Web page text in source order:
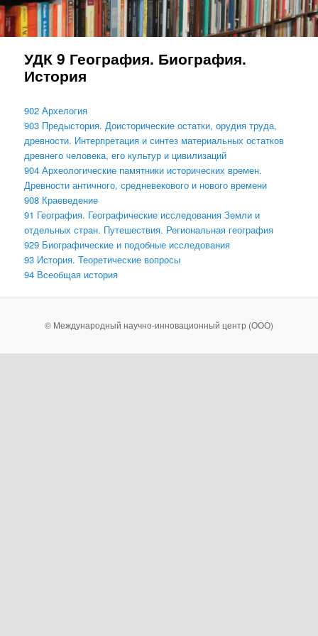
УДК 9 География. Биография.
История
902 Архелогия
903 Предыстория. Доисторические остатки, орудия труда,
древности. Интерпретация и синтез материальных остатков
древнего человека, его культур и цивилизаций
904 Археологические памятники исторических времен.
Древности античного, средневекового и нового времени
908 Краеведение
91 География. Географические исследования Земли и
отдельных стран. Путешествия. Региональная география
929 Биографические и подобные исследования
93 История. Теоретические вопросы
94 Всеобщая история
© Международный научно-инновационный центр (ООО)